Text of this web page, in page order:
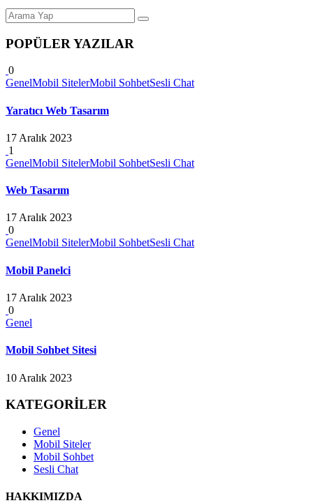
POPÜLER YAZILAR
0
GenelMobil SitelerMobil SohbetSesli Chat
Yaratıcı Web Tasarım
17 Aralık 2023
1
GenelMobil SitelerMobil SohbetSesli Chat
Web Tasarım
17 Aralık 2023
0
GenelMobil SitelerMobil SohbetSesli Chat
Mobil Panelci
17 Aralık 2023
0
Genel
Mobil Sohbet Sitesi
10 Aralık 2023
KATEGORİLER
Genel
Mobil Siteler
Mobil Sohbet
Sesli Chat
HAKKIMIZDA